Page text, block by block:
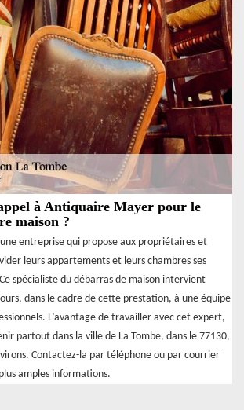
à Antiquaire Mayer pour le
maison ?
entreprise qui propose aux propriétaires et
leurs appartements et leurs chambres ses
spécialiste du débarras de maison intervient
dans le cadre de cette prestation, à une équipe
L’avantage de travailler avec cet expert,
partout dans la ville de La Tombe, dans le 77130,
Contactez-la par téléphone ou par courrier
amples informations.